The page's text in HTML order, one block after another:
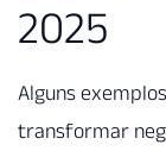
2025
Alguns
transformar